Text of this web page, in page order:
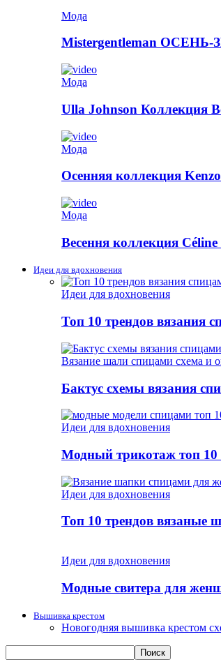
Мода
Mistergentleman
Мода
Ulla Johnson Коллекция
Мода
Осенняя коллекция
Мода
Весення коллекция
Идеи для вдохновения
Идеи для вдохновения
Топ 10 трендов вязания
Вязание шали спицами схема и
Бактус схемы вязания
Идеи для вдохновения
Модный трикотаж топ 10
Идеи для вдохновения
Топ 10 трендов вязаные
Идеи для вдохновения
Модные свитера для
Вышивка крестом
Новогодняя вышивка крестом